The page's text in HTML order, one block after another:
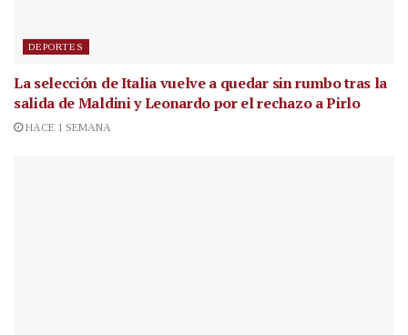
DEPORTES
La selección de Italia vuelve a quedar sin rumbo tras la
salida de Maldini y Leonardo por el rechazo a Pirlo
HACE 1 SEMANA